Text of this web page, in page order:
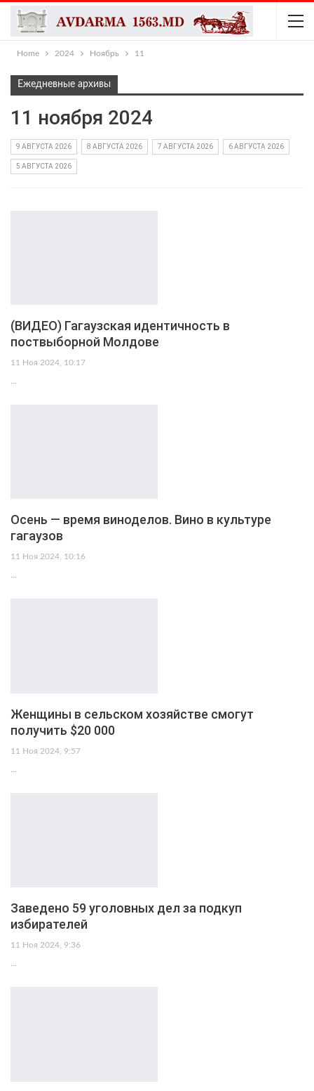
Home 2024 Ноябрь 11
Ежедневные архивы
11 ноября 2024
9 АВГУСТА 2026 8 АВГУСТА 2026 7 АВГУСТА 2026 6 АВГУСТА 2026
5 АВГУСТА 2026
(ВИДЕО) Гагаузская идентичность в
поствыборной Молдове
11 Ноя 2024, 10:17
…
Осень — время виноделов. Вино в культуре
гагаузов
11 Ноя 2024, 10:16
…
Женщины в сельском хозяйстве смогут
получить $20 000
11 Ноя 2024, 9:57
Заведено 59 уголовных дел за подкуп
избирателей
11 Ноя 2024, 9:36
…